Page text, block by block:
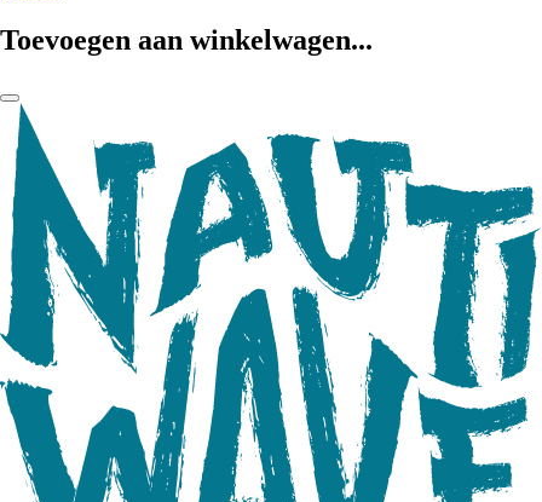
Toevoegen aan winkelwagen...